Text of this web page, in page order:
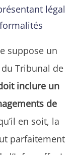
légal
suppose un
Tribunal de
inclure un
de
en soit, la
parfaitement